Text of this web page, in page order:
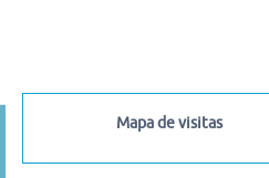
Mapa de visitas